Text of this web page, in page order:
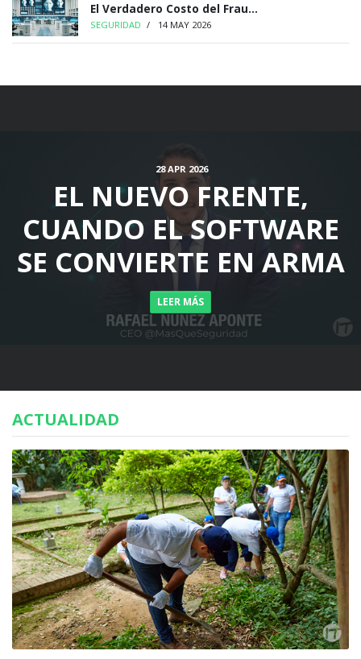
El Verdadero Costo del Frau...
SEGURIDAD / 14 MAY 2026
28 APR 2026
EL NUEVO FRENTE,
CUANDO EL SOFTWARE
SE CONVIERTE EN ARMA
LEER MÁS
ACTUALIDAD